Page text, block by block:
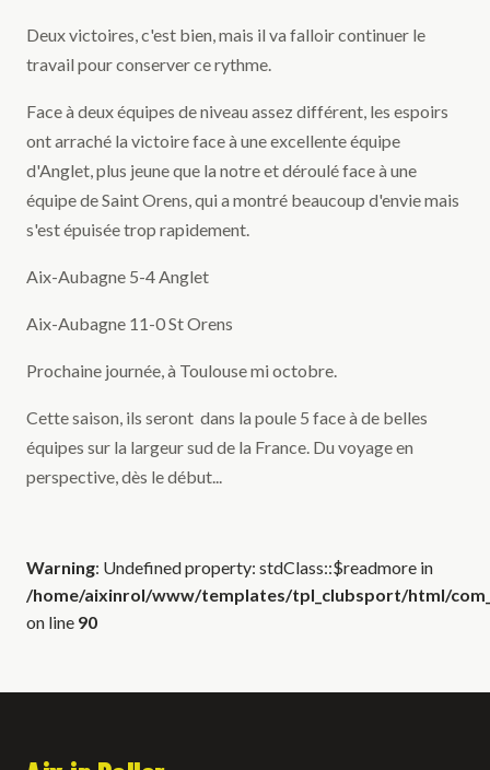
Deux victoires, c'est bien, mais il va falloir continuer le
travail pour conserver ce rythme.
Face à deux équipes de niveau assez différent, les espoirs
ont arraché la victoire face à une excellente équipe
d'Anglet, plus jeune que la notre et déroulé face à une
équipe de Saint Orens, qui a montré beaucoup d'envie mais
s'est épuisée trop rapidement.
Aix-Aubagne 5-4 Anglet
Aix-Aubagne 11-0 St Orens
Prochaine journée, à Toulouse mi octobre.
Cette saison, ils seront dans la poule 5 face à de belles
équipes sur la largeur sud de la France. Du voyage en
perspective, dès le début...
Warning: Undefined property: stdClass::$readmore in
/home/aixinrol/www/templates/tpl_clubsport/html/
on line 90